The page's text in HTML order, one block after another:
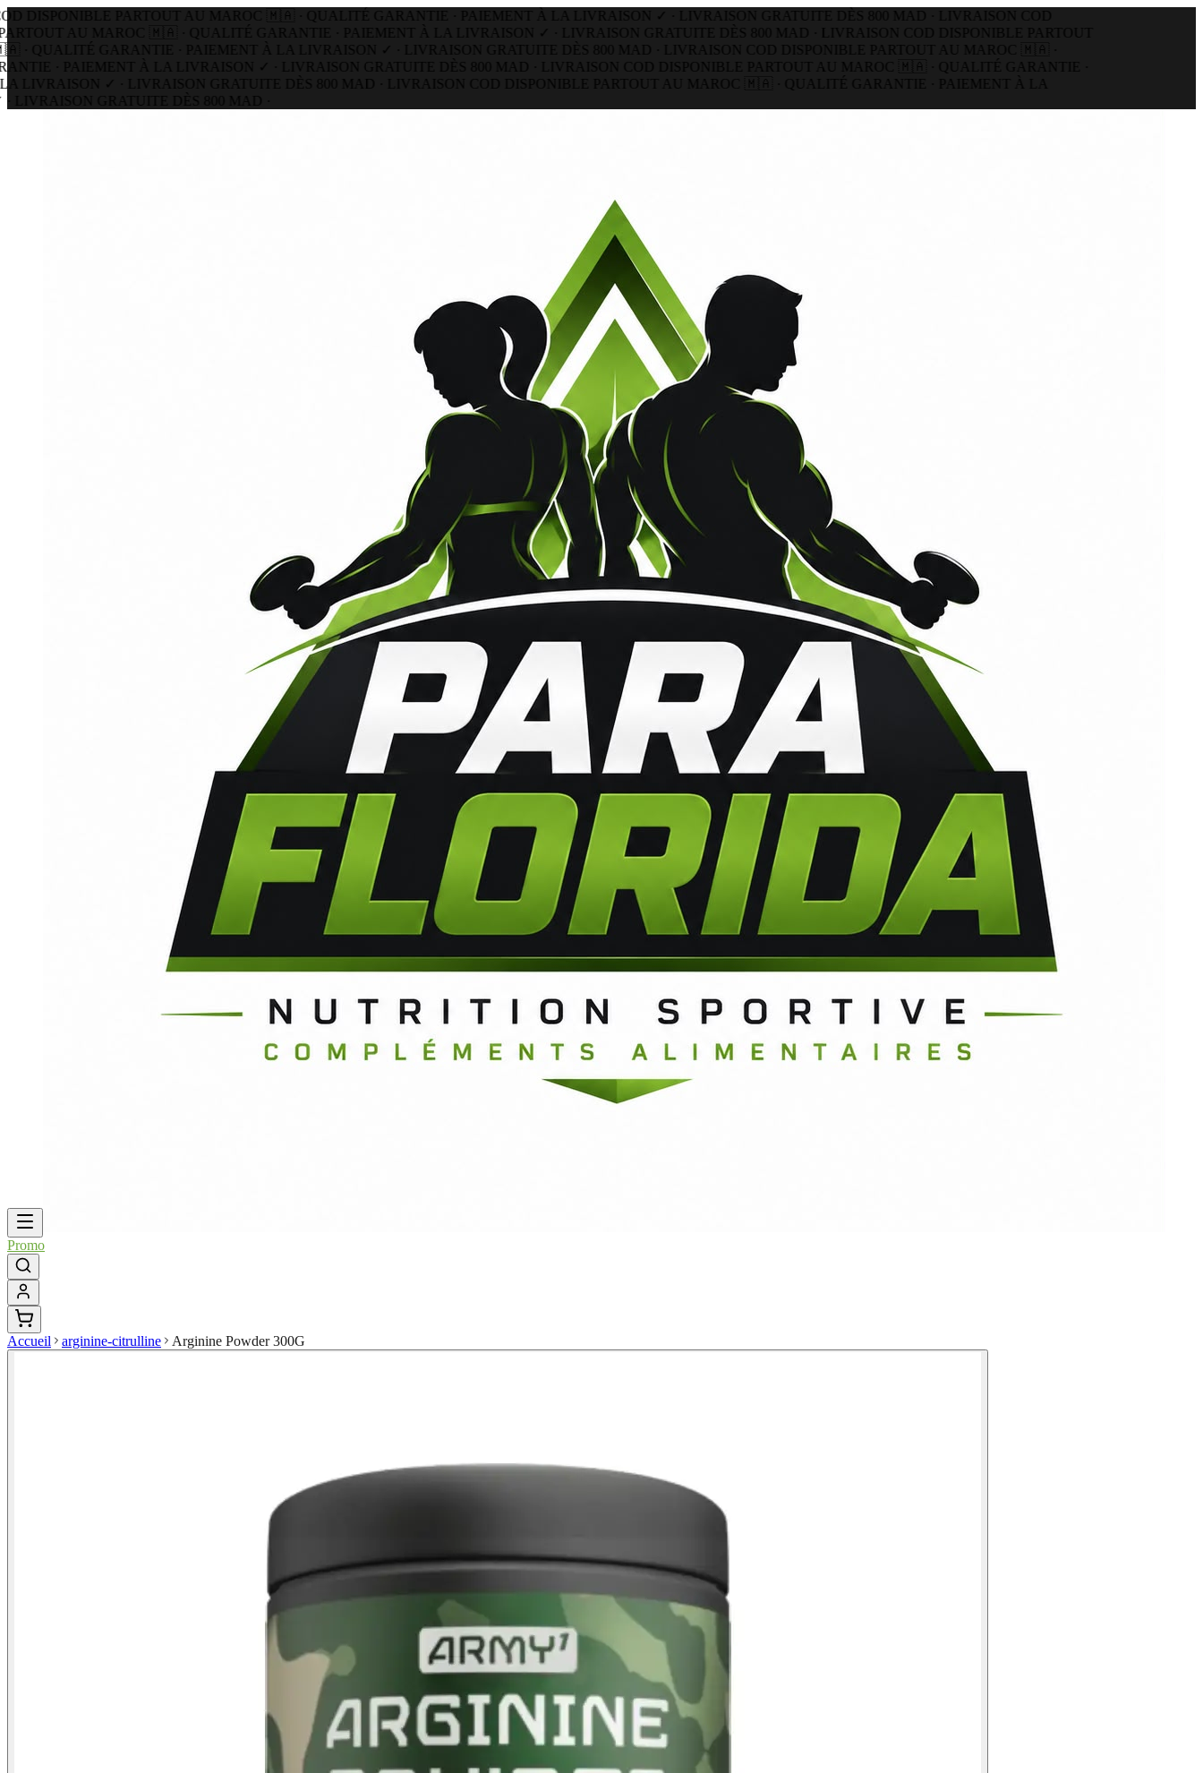
PARTOUT AU MAROC 🇲🇦 · QUALITÉ GARANTIE · PAIEMENT À LA LIVRAISON ✓ · LIVRAISON GRATUITE DÈS 800 MAD · LIVRAISON COD
AU MAROC 🇲🇦 · QUALITÉ GARANTIE · PAIEMENT À LA LIVRAISON ✓ · LIVRAISON GRATUITE DÈS 800 MAD · LIVRAISON COD DISPONIBLE PARTOUT
GARANTIE · PAIEMENT À LA LIVRAISON ✓ · LIVRAISON GRATUITE DÈS 800 MAD ·LIVRAISON COD DISPONIBLE PARTOUT AU MAROC 🇲🇦 ·
· PAIEMENT À LA LIVRAISON ✓ · LIVRAISON GRATUITE DÈS 800 MAD · LIVRAISON COD DISPONIBLE PARTOUT AU MAROC 🇲🇦 · QUALITÉ GARANTIE ·
✓ · LIVRAISON GRATUITE DÈS 800 MAD · LIVRAISON COD DISPONIBLE PARTOUT AU MAROC 🇲🇦 · QUALITÉ GARANTIE · PAIEMENT À LA
GRATUITE DÈS 800 MAD ·
Promo
Accueil arginine-citrulline Arginine Powder 300G